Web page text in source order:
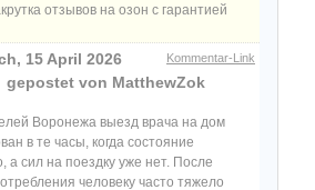
отзывов на озон с гарантией
Kommentar-Link
15 April 2026
gepostet von MatthewZok
Воронежа выезд врача на дом
в те часы, когда состояние
а сил на поездку уже нет. После
человеку часто тяжело